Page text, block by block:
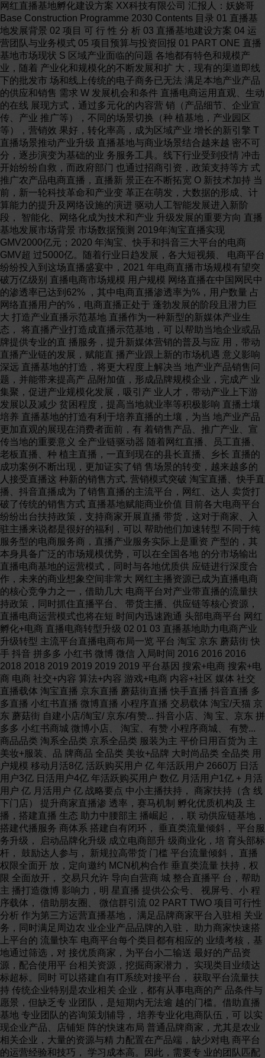
网红直播基地孵化建设方案 XX科技有限公司 汇报人：妖娆哥
Base Construction Programme 2030 Contents 目录 01 直播基
地发展背景 02 项目 可 行 性 分 析 03 直播基地建设方案 04 运
营团队与业务模式 05 项目预算与投资回报 01 PART ONE 直播
基地市场现状 S 区域产业面临的问题 各地都有特色和规模产
业，随着 产业化和规模化的不断发展和扩 大，现有的渠道即线
下的批发市 场和线上传统的电子商务已无法 满足本地产业产品
的供应和销售 需求 W 发展机会和条件 直播电商运用直观、生动
的在线 展现方式，通过多元化的内容营 销（产品细节、企业宣
传、产业 推广等），不同的场景切换（种 植基地，产业园区
等），营销效 果好，转化率高，成为区域产业 增长的新引擎 T
直播场景推动产业升级 直播基地与商业场景结合越来越 密不可
分，逐步演变为基础的业 务服务工具。线下行业受到疫情 冲击
开始纷纷自救，而政府部门 也通过招商引资，政策支持等方 式
推广农产品电商直播，直播新 景正在不断拓宽 O 新技术加持 当
前，新一轮科技革命和产业变 革正在萌发，大数据的形成、计
算能力的提升及网络设施的演进 驱动人工智能发展进入新阶
段， 智能化、网络化成为技术和产业 升级发展的重要方向 直播
基地发展市场背景 市场数据预测 2019年淘宝直播实现
GMV2000亿元；2020 年淘宝、快手和抖音三大平台的电商
GMV超 过5000亿。随着行业日趋发展，各大短视频、 电商平台
纷纷投入到这场直播盛宴中，2021 年电商直播市场规模有望突
破万亿级别 直播电商市场规模 用户规模 网络直播在中国网民中
的渗透率已达到62% ，其中电商直播渗透率为%，用户数量 占
网络直播用户的%，电商直播正处于 蓬勃发展的阶段且潜力巨
大 打造产业直播示范基地 直播作为一种新型的新媒体产业生
态， 将直播产业打造成直播示范基地，可 以帮助当地企业或品
牌提供专业的直 播服务，提升新媒体营销的普及与应 用，带动
直播产业链的发展，赋能直 播产业跟上新的市场机遇 意义影响
深远 直播基地的打造，将更大程度上解决当 地产业产品销售问
题，并能带来提高产 品附加值，形成品牌规模企业，完成产 业
集聚，促进产业规模化发展，吸引产 业人才，带动产业上下游
发展以及减少 贫困程度，提高当地就业率等积极影响 直播土壤
培养 直播基地的打造有利于培养直播的土壤，为当 地产业产品
更加直观的展现在消费者面前，有 着销售产品、推广产业、宣
传当地的重要意义 全产业链驱动器 随着网红直播、员工直播、
老板直播、种 植主直播，一直到现在的县长直播、乡长 直播的
成功案例不断出现，更加证实了销 售场景的转变，越来越多的
人接受直播这 种新的销售方式. 营销模式突破 淘宝直播、快手直
播、抖音直播成为 了销售直播的主流平台，网红、达人 卖货打
破了传统的销售方式 直播基地赋能商业价值 目前各大电商平台
纷纷出台扶持政策，支持商家开展直播 带货，这对于商家、入
驻主播来说都是很好的福利，可以 帮助他们加速转型 不同于纯
服务型的电商服务商，直播产业服务实际上是重资 产型的，其
本身具备广泛的市场规模优势，可以在全国各地 的分市场输出
直播电商基地的运营模式，同时与各地优质供 应链进行深度合
作，未来的商业想象空间非常大 网红主播资源已成为直播电商
的核心竞争力之一，借助几大 电商平台对产业带直播的流量扶
持政策，同时抓住直播平台、 带货主播、供应链等核心资源，
直播电商运营模式也将在短 时间内迅速跑通 头部电商平台 网红
孵化+电商 直播电商转型升级 02 01 03 直播基地助力电商产业
升级转型 主流平台直播电商布局一览 平台 淘宝 京东 蘑菇街 快
手 抖音 拼多多 小红书 微博 微信 入局时间 2016 2016 2016
2018 2018 2019 2019 2019 2019 平台基因 搜索+电商 搜索+电
商 电商 社交+内容 算法+内容 游戏+电商 内容+社区 媒体 社交
直播载体 淘宝直播 京东直播 蘑菇街直播 快手直播 抖音直播 多
多直播 小红书直播 微博直播 小程序直播 交易载体 淘宝/天猫 京
东 蘑菇街 自建小店/淘宝/ 京东/有赞... 抖音小店、淘 宝、京东 拼
多多 小红书商城 微博小店、 淘宝、有赞 小程序商城、 有赞...
商品品类 淘系全品类 京系全品类 服装为主 平价日用百货为 主
美妆+服装、品 牌商品 全品类 美妆+品牌 大时尚品类 全品类 用
户规模 移动月活8亿 活跃购买用户 亿 年活跃用户 2660万 日活
用户3亿 日活用户4亿 年活跃购买用户 数亿 月活用户1亿 + 月活
用户 亿 月活用户 亿 战略要点 中小主播扶持， 商家扶持（含 线
下门店） 提升商家直播渗 透率，赛马机制 孵化优质机构及 主
播，搭建直播 生态 助力中腰部主 播崛起，，联 动供应链基地，
搭建代播服务 商体系 搭建自有闭环， 垂直类流量倾斜， 平台服
务升级， 启动品牌化升级 成立电商部升 级商业化，培 育头部标
杆， 鼓励达人参与， 新规拉高带货 门槛 平台流量倾斜， 直播
权限全面开 放，定向邀约 MCN机构合作 垂直类流量 扶持，权
限 全面放开， 交易只允许 导向自营商 城 整合直播平 台，帮助
主 播打造微博 影响力，明 星直播 提供公众号、 视屏号、小 程
序载体， 借助朋友圈、 微信群引流 02 PART TWO 项目可行性
分析 作为第三方运营直播基地， 满足品牌商家平台入驻相 关业
务，同时满足周边农 业企业产品品牌的入驻， 助力商家快速搭
上平台的 流量快车 电商平台每个类目都有相应的 业绩考核，基
地通过筛选，对 接优质商家，为平台小二输送 最好的产品资
源，配合使用平 台相关资源，挖掘商家潜力， 实现类目业绩达
标超标。同时 可以搭建自有IT系统对接平台， 获取平台流量扶
持 传统企业特别是农业相关 企业，都有从事电商的产 品条件与
愿景，但缺乏专 业团队，是短期内无法逾 越的门槛。借助直播
基地 专业团队的咨询策划辅导， 培养专业化电商队伍，可 以实
现企业产品、店铺矩 阵的快速布局 普通品牌商家，尤其是农业
相关企业，大量的资源与精 力配置在产品端，缺少对电 商平台
的运营经验和技巧， 学习成本高。因此，需要专 业的团队匹配